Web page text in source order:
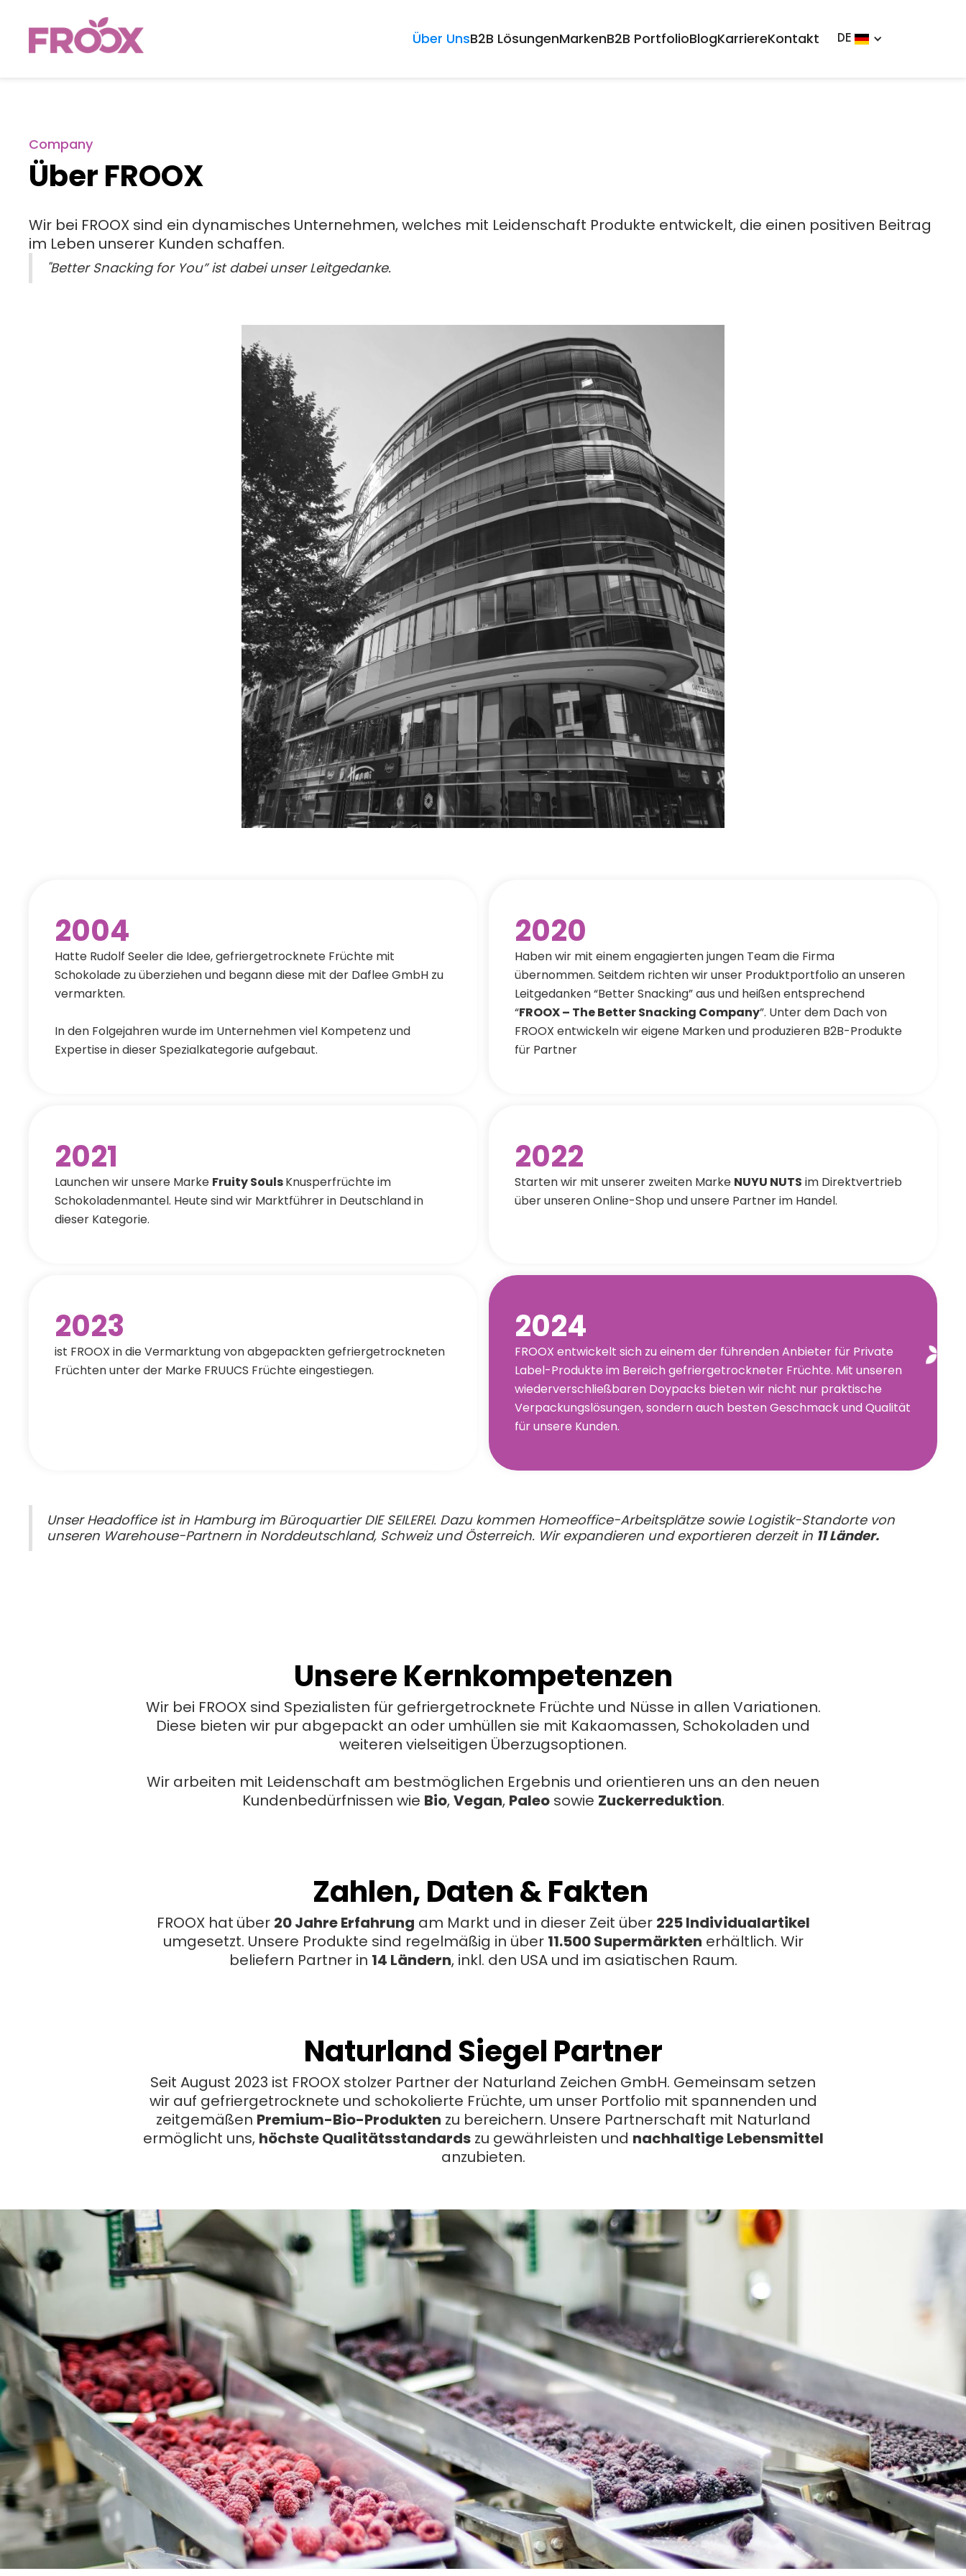
Über UnsB2B LösungenMarkenB2B PortfolioBlogKarriereKontakt DE
Company
Über FROOX
Wir bei FROOX sind ein dynamisches Unternehmen, welches mit Leidenschaft Produkte entwickelt, die einen positiven Beitrag
im Leben unserer Kunden schaffen.
"Better Snacking for You” ist dabei unser Leitgedanke.
2004
Hatte Rudolf Seeler die Idee, gefriergetrocknete Früchte mit
Schokolade zu überziehen und begann diese mit der Daflee GmbH zu
vermarkten.
In den Folgejahren wurde im Unternehmen viel Kompetenz und
Expertise in dieser Spezialkategorie aufgebaut.
2020
Haben wir mit einem engagierten jungen Team die Firma
übernommen. Seitdem richten wir unser Produktportfolio an unseren
Leitgedanken “Better Snacking” aus und heißen entsprechend
“FROOX – The Better Snacking Company”. Unter dem Dach von
FROOX entwickeln wir eigene Marken und produzieren B2B-Produkte
für Partner
2021
Launchen wir unsere Marke Fruity SoulsKnusperfrüchte im
Schokoladenmantel. Heute sind wir Marktführer in Deutschland in
dieser Kategorie.
2022
Starten wir mit unserer zweiten Marke NUYU NUTS im Direktvertrieb
über unseren Online-Shop und unsere Partner im Handel.
2023
ist FROOX in die Vermarktung von abgepackten gefriergetrockneten
Früchten unter der Marke FRUUCS Früchte eingestiegen.
2024
FROOX entwickelt sich zu einem der führenden Anbieter für Private
Label-Produkte im Bereich gefriergetrockneter Früchte. Mit unseren
wiederverschließbaren Doypacks bieten wir nicht nur praktische
Verpackungslösungen, sondern auch besten Geschmack und Qualität
für unsere Kunden.
Unser Headoffice ist in Hamburg im Büroquartier DIE SEILEREI. Dazu kommen Homeoffice-Arbeitsplätze sowie Logistik-Standorte von
unseren Warehouse-Partnern in Norddeutschland, Schweiz und Österreich. Wir expandieren und exportieren derzeit in 11 Länder.
UnsereKernkompetenzen
Wir bei FROOX sind Spezialisten für gefriergetrocknete Früchte und Nüsse in allen Variationen.
Diese bieten wir pur abgepackt an oder umhüllen sie mit Kakaomassen, Schokoladen und
weiteren vielseitigen Überzugsoptionen.
Wir arbeiten mit Leidenschaft am bestmöglichen Ergebnis und orientieren uns an den neuen
Kundenbedürfnissen wie Bio,Vegan, Paleosowie Zuckerreduktion.
Zahlen, Daten & Fakten
FROOX hat über 20 Jahre Erfahrung am Markt und in dieser Zeit über 225 Individualartikel
umgesetzt. Unsere Produkte sind regelmäßig in über 11.500 Supermärkten erhältlich. Wir
beliefern Partner in 14 Ländern, inkl. den USA und im asiatischen Raum.
Naturland Siegel Partner
Seit August 2023 ist FROOX stolzer Partner der Naturland Zeichen GmbH. Gemeinsam setzen
wir auf gefriergetrocknete und schokolierte Früchte, um unser Portfolio mit spannenden und
zeitgemäßen Premium-Bio-Produkten zu bereichern. Unsere Partnerschaft mit Naturland
ermöglicht uns, höchste Qualitätsstandardszu gewährleisten und nachhaltige Lebensmittel
anzubieten.